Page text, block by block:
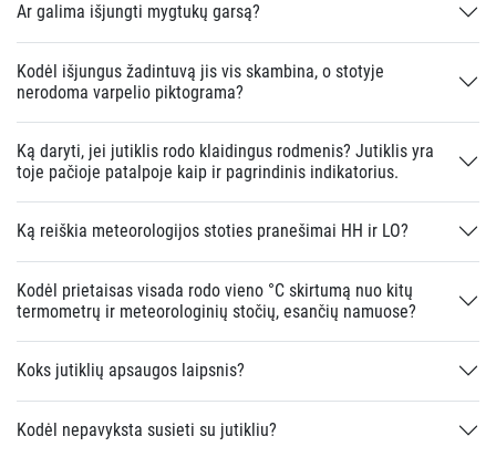
Ar galima išjungti mygtukų garsą?
Kodėl išjungus žadintuvą jis vis skambina, o stotyje
nerodoma varpelio piktograma?
Ką daryti, jei jutiklis rodo klaidingus rodmenis? Jutiklis yra
toje pačioje patalpoje kaip ir pagrindinis indikatorius.
Ką reiškia meteorologijos stoties pranešimai HH ir LO?
Kodėl prietaisas visada rodo vieno °C skirtumą nuo kitų
termometrų ir meteorologinių stočių, esančių namuose?
Koks jutiklių apsaugos laipsnis?
Kodėl nepavyksta susieti su jutikliu?